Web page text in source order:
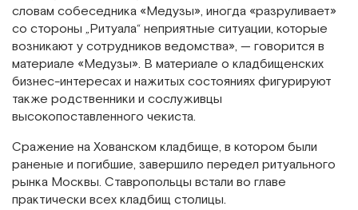
словам собеседника «Медузы», иногда «разруливает»
со стороны „Ритуала“ неприятные ситуации, которые
возникают у сотрудников ведомства», — говорится в
материале «Медузы». В материале о кладбищенских
бизнес-интересах и нажитых состояниях фигурируют
также родственники и сослуживцы
высокопоставленного чекиста.
Сражение на Хованском кладбище, в котором были
раненые и погибшие, завершило передел ритуального
рынка Москвы. Ставропольцы встали во главе
практически всех кладбищ столицы.